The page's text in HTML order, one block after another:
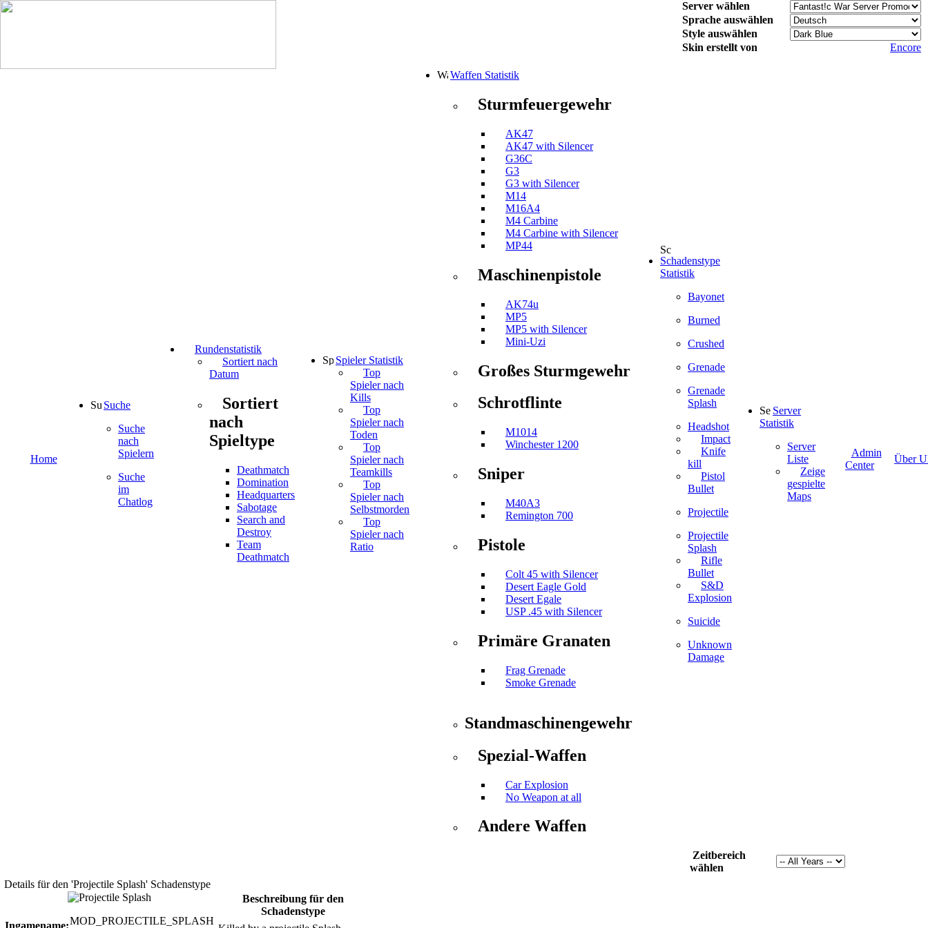
Server wählen
Sprache auswählen
Style auswählen
Skin erstellt von
Encore
Home
Suche
Suche
nach
Spielern
Suche
im
Chatlog
Rundenstatistik
Sortiert nach
Datum
Sortiert
nach
Spieltype
Deathmatch
Domination
Headquarters
Sabotage
Search and
Destroy
Team
Deathmatch
Spieler Statistik
Top
Spieler nach
Kills
Top
Spieler nach
Toden
Top
Spieler nach
Teamkills
Top
Spieler nach
Selbstmorden
Top
Spieler nach
Ratio
Waffen Statistik
Sturmfeuergewehr
AK47
AK47 with Silencer
G36C
G3
G3 with Silencer
M14
M16A4
M4 Carbine
M4 Carbine with Silencer
MP44
Maschinenpistole
AK74u
MP5
MP5 with Silencer
Mini-Uzi
Großes Sturmgewehr
Schrotflinte
M1014
Winchester 1200
Sniper
M40A3
Remington 700
Pistole
Colt 45 with Silencer
Desert Eagle Gold
Desert Egale
USP .45 with Silencer
Primäre Granaten
Frag Grenade
Smoke Grenade
Standmaschinengewehr
Spezial-Waffen
Car Explosion
No Weapon at all
Andere Waffen
Schadenstype
Statistik
Bayonet
Burned
Crushed
Grenade
Grenade
Splash
Headshot
Impact
Knife
kill
Pistol
Bullet
Projectile
Projectile
Splash
Rifle
Bullet
S&D
Explosion
Suicide
Unknown
Damage
Server
Statistik
Server
Liste
Zeige
gespielte
Maps
Admin
Center
Über
Zeitbereich
wählen
Details für den 'Projectile Splash' Schadenstype
Beschreibung für den
Schadenstype
Ingamename:MOD_PROJECTILE_SPLASH